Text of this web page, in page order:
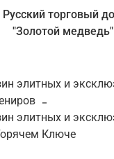
Русский торговый
"Золотой медведь"
элитных и
элитных и
Ключе